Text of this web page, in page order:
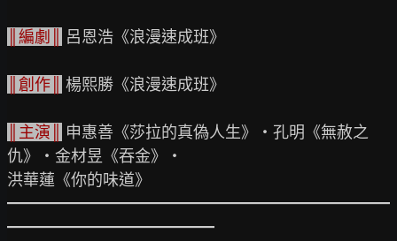
║編劇║ 呂恩浩《浪漫速成班》
║創作║ 楊熙勝《浪漫速成班》
║主演║
申惠善《莎拉的真偽人生》・孔明《無赦之
仇》・金材昱《吞金》・
洪華蓮《你的味道》
━━━━━━━━━━━━━━━━━━━━━━━━